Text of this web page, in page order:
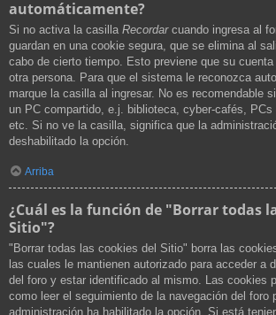
automáticamente?
Si no activa la casilla Recordarcuando ingresa al
guardan en una cookie segura, que se elimina al
cabo de cierto tiempo. Esto previene que su
otra persona. Para que el sistema le reconozca
marque la casilla al ingresar. No es recomendable
un PC compartido, e.j. biblioteca, cyber-cafés, PCs
etc. Si no ve la casilla, significa que la
deshabilitado la opción.
Arriba
¿Cuál es la función de "Borrar todas
Sitio"?
"Borrar todas las cookies del Sitio" borra las
las cuales le mantienen autorizado para acceder a
del foro y estar identificado al mismo. Las cookies
como leer el seguimiento de la navegación del foro
administración ha habilitado la opción. Si está